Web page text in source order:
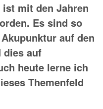
ist mit den Jahren
Es sind so
auf den
dies auf
heute lerne ich
Themenfeld